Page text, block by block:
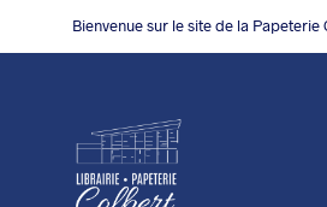
Bienvenue sur le site de la